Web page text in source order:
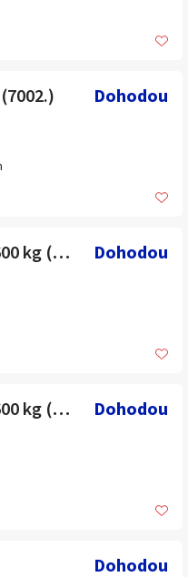
Dohodou
Paletový zdvižný vozík 1600 kg (13719.) Dohodou
Paletový zdvižný vozík 1600 kg (13716.) Dohodou
Dohodou